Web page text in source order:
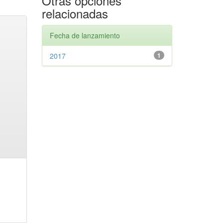
relacionadas
Fecha de lanzamiento
1
2017